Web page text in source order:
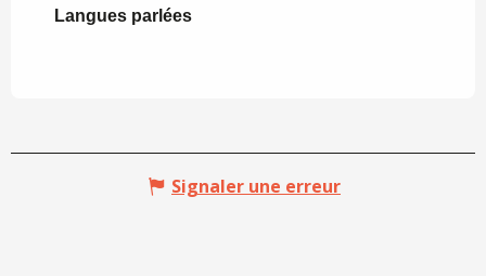
Langues parlées
Langues parlées
Signaler une erreur